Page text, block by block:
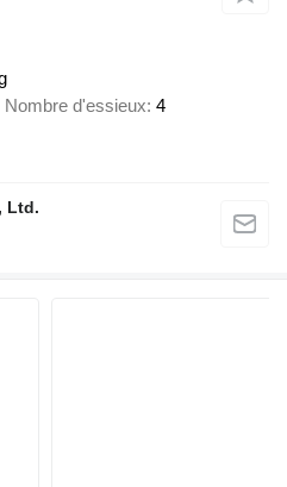
Nombre d'essieux 4
Ltd.